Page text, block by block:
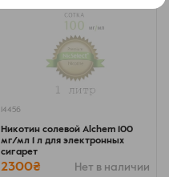
14456
Никотин солевой Alchem 100
мг/мл 1 л для электронных
сигарет
2300₴ Нет в наличии